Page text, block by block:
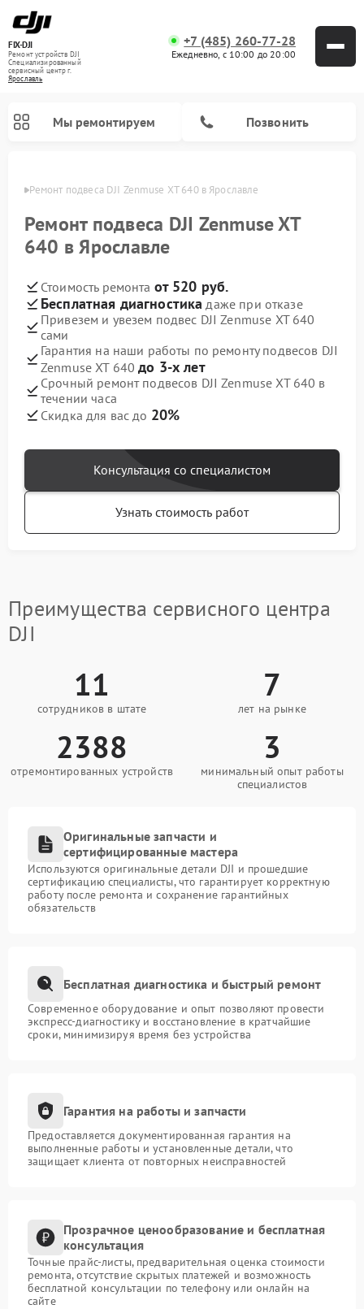
FIX-DJI
Ремонт устройств DJI
Специализированный
cервисный центр г.
Ярославль
+7 (485) 260-77-28
Ежедневно, с 10:00 до 20:00
Мы ремонтируем Позвонить
Ремонт подвеса DJI Zenmuse XT 640 в Ярославле
Ремонт подвеса DJI Zenmuse XT
640 в Ярославле
Стоимость ремонта от 520 руб.
Бесплатная диагностика даже при отказе
Привезем и увезем подвес DJI Zenmuse XT 640
сами
Гарантия на наши работы по ремонту подвесов DJI
Zenmuse XT 640до 3-х лет
Срочный ремонт подвесов DJI Zenmuse XT 640 в
течении часа
Скидка для вас до 20%
Консультация со специалистом
Узнать стоимость работ
Преимущества сервисного центра
DJI
11
сотрудников в штате
7
лет на рынке
2388
отремонтированных устройств
3
минимальный опыт работы
специалистов
Оригинальные запчасти и
сертифицированные мастера
Используются оригинальные детали DJI и прошедшие
сертификацию специалисты, что гарантирует корректную
работу после ремонта и сохранение гарантийных
обязательств
Бесплатная диагностика и быстрый ремонт
Современное оборудование и опыт позволяют провести
экспресс-диагностику и восстановление в кратчайшие
сроки, минимизируя время без устройства
Гарантия на работы и запчасти
Предоставляется документированная гарантия на
выполненные работы и установленные детали, что
защищает клиента от повторных неисправностей
Прозрачное ценообразование и бесплатная
консультация
Точные прайс-листы, предварительная оценка стоимости
ремонта, отсутствие скрытых платежей и возможность
бесплатной консультации по телефону или онлайн на
сайте